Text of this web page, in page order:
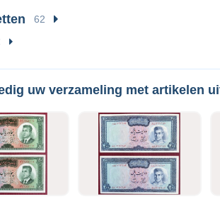
62
uw verzameling met artikelen